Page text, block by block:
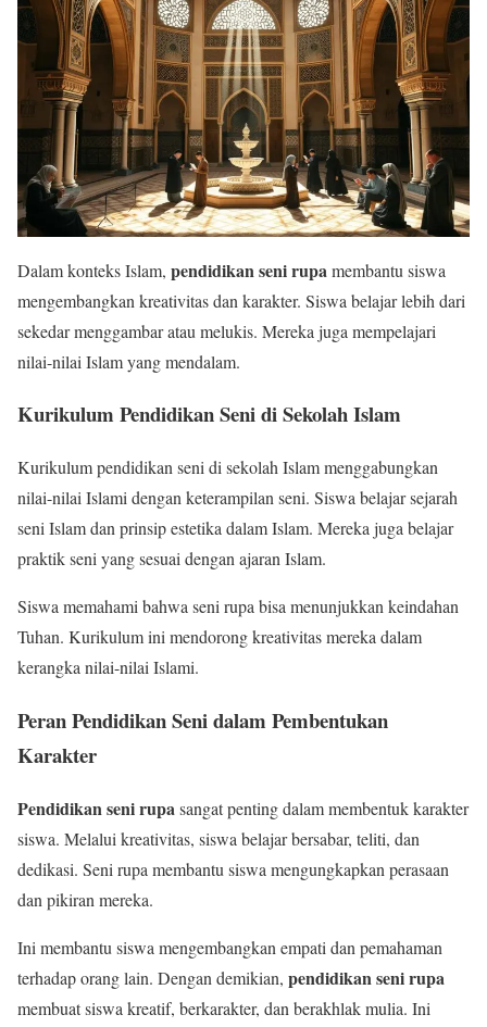
Dalam konteks Islam, pendidikan seni rupamembantu siswa
mengembangkan kreativitas dan karakter. Siswa belajar lebih dari
sekedar menggambar atau melukis. Mereka juga mempelajari
nilai-nilai Islam yang mendalam.
Kurikulum Pendidikan Seni di Sekolah Islam
Kurikulum pendidikan seni di sekolah Islam menggabungkan
nilai-nilai Islami dengan keterampilan seni. Siswa belajar sejarah
seni Islam dan prinsip estetika dalam Islam. Mereka juga belajar
praktik seni yang sesuai dengan ajaran Islam.
Siswa memahami bahwa seni rupa bisa menunjukkan keindahan
Tuhan. Kurikulum ini mendorong kreativitas mereka dalam
kerangka nilai-nilai Islami.
Peran Pendidikan Seni dalam Pembentukan
Karakter
Pendidikan seni rupa sangat penting dalam membentuk karakter
siswa. Melalui kreativitas, siswa belajar bersabar, teliti, dan
dedikasi. Seni rupa membantu siswa mengungkapkan perasaan
dan pikiran mereka.
Ini membantu siswa mengembangkan empati dan pemahaman
terhadap orang lain. Dengan demikian, pendidikan seni rupa
membuat siswa kreatif, berkarakter, dan berakhlak mulia. Ini